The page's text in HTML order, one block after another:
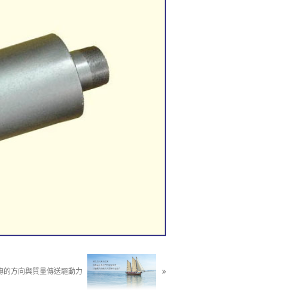
的方向與質量傳送驅動力